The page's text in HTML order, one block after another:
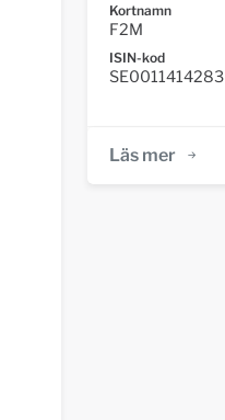
Kortnamn
F2M
ISIN-kod
SE0011414283
Läs mer